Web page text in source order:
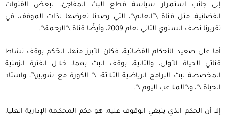
إلى جانب استمرار سياسة قطع البث المفاجئ، لبعض القنوات
الفضائية، مثل قناة \”العالم\”، التي رصدنا تعرضها لذات الموقف، في
تقريرنا نصف السنوي الثاني لعام 2009، وأيضًا قناة \”الرحمة\”.
أما على صعيد الأحكام القضائية، فكان الأبرز منها، الحُكم بوقف نشاط
قناتي الحياة الأولى، والثانية، بوقف البث بهما، خلال الفترة الزمنية
المخصصة لبث البرامج الرياضية الثلاثة: \” الكورة مع شوبير\”، واستاد
الحياة \”، و\”الملاعب اليوم \”.
إلا أن الحكم الذي ينبغي الوقوف عليه، هو حكم المحكمة الإدارية العليا،